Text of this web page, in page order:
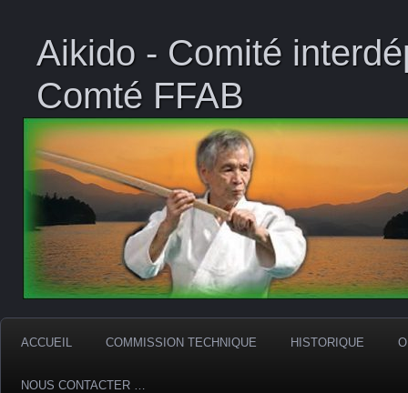
Aikido - Comité
Comté FFAB
ACCUEIL COMMISSION TECHNIQUE HISTORIQUE
NOUS CONTACTER …